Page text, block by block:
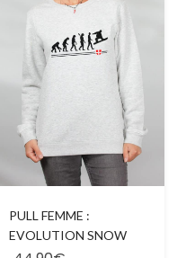
PULL FEMME :
EVOLUTION SNOW